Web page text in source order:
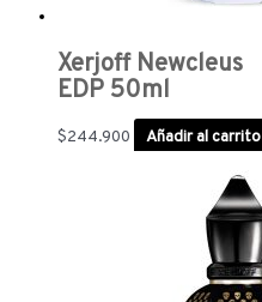
Xerjoff Newcleus
EDP 50ml
$244.900 Añadir al carrito